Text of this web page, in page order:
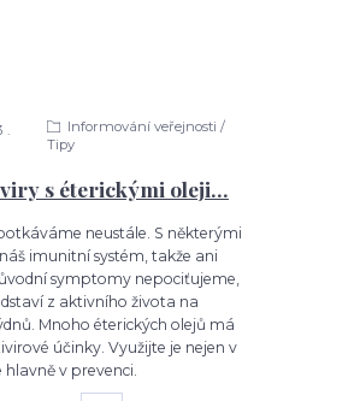
viry s éterickými oleji...
Informování veřejnosti /
Tipy
neustále. S některými
imunitní systém, takže ani
symptomy nepociťujeme,
z aktivního života na
Mnoho éterických olejů má
účinky. Využijte je nejen v
hlavně v prevenci.